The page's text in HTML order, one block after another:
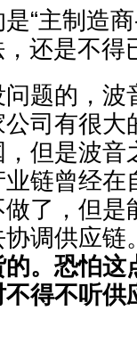
“主制造
还是不得
题的，波
司有很大
但是波音
链曾经在
了，但
调供应链
。恐怕这
得不听供